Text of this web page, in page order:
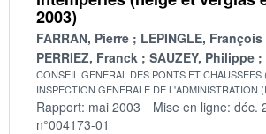
2003)
FARRAN, Pierre
LEPINGLE, François
PERRIEZ, Franck
SAUZEY, Philippe
CONSEIL GENERAL DES PONTS ET CHAUSSEES
INSPECTION GENERALE DE L'ADMINISTRATION
Rapport: mai 2003 Mise en ligne: déc.
n°004173-01